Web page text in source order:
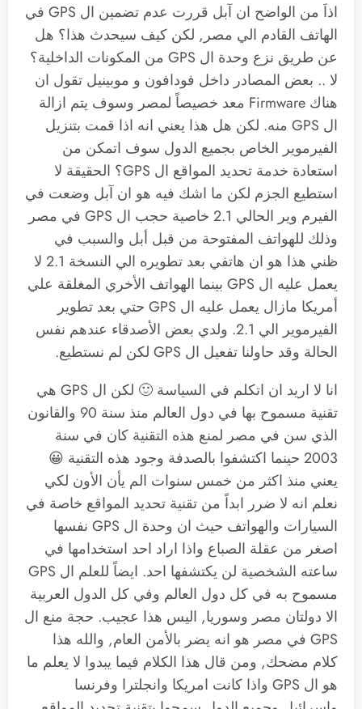
اذاَ من الواضح ان آبل قررت عدم تضمين ال GPS في
الهاتف القادم الي مصر, لكن كيف سيحدث هذا؟ هل
عن طريق نزع وحدة ال GPS من المكونات الداخلية؟
لا .. بعض المصادر داخل فودافون و موبينيل تقول ان
هناك Firmware معد خصيصاً لمصر وسوف يتم ازالة
ال GPS منه. لكن هل هذا يعني انه اذا قمت بتنزيل
الفيرموير الخاص بجميع الدول سوف اتمكن من
استعادة خدمة تحديد المواقع ال GPS؟ الحقيقة لا
استطيع الجزم لكن ما اشك فيه هو ان آبل وضعت في
الفيرم وير الحالي 2.1 خاصية حجب ال GPS في مصر
وذلك للهواتف المفتوحة من قبل أبل والسبب في
ظني هذا هو ان هاتفي بعد تطويره الي النسخة 2.1 لا
يعمل عليه ال GPS بينما الهواتف الأخري المغلقة علي
أمريكا مازال يعمل عليه ال GPS حتي بعد تطوير
الفيرموير الي 2.1. ولدي بعض الأصدقاء عندهم نفس
الحالة وقد حاولنا تفعيل ال GPS لكن لم نستطيع.
انا لا اريد ان اتكلم في السياسة 🙂 لكن ال GPS هي
تقنية مسموح بها في دول العالم منذ سنة 90 والقانون
الذي سن في مصر لمنع هذه التقنية كان في سنة
2003 حينما اكتشفوا بالصدفة وجود هذه التقنية 😀
يعني منذ اكثر من خمس سنوات الم يأن الأون لكي
نعلم انه لا ضرر ابداً من تقنية تحديد المواقع خاصة في
السيارات والهواتف حيث ان وحدة ال GPS نفسها
اصغر من عقلة الصباع واذا اراد احد استخدامها في
ساعته الشخصية لن يكتشفها احد. ايضاً للعلم ال GPS
مسموح به في كل دول العالم وفي كل الدول العربية
الا دولتان مصر وسوريا, اليس هذا عجيب. حجة منع ال
GPS في مصر هو انه يضر بالأمن العام, والله هذا
كلام مضحك, ومن قال هذا الكلام فيما يبدوا لا يعلم ما
هو ال GPS واذا كانت امريكا وانجلترا وفرنسا